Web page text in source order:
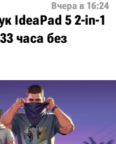
Вчера в 16:24
IdeaPad 5 2-in-1
часа без